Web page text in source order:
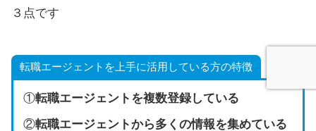
３点です
転職エージェントを上手に活用している方の特徴
①転職エージェントを複数登録している
②転職エージェントから多くの情報を集めている